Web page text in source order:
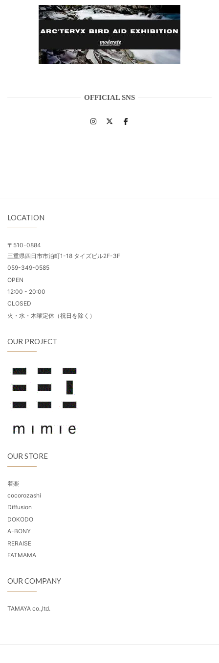
OFFICIAL SNS
LOCATION
〒510-0884
三重県四日市市泊町1-18 タイズビル2F-3F
059-349-0585
OPEN
12:00 - 20:00
CLOSED
火・水・木曜定休（祝日を除く）
OUR PROJECT
OUR STORE
着楽
cocorozashi
Diffusion
DOKODO
A-BONY
RERAISE
FATMAMA
OUR COMPANY
TAMAYA co.,ltd.